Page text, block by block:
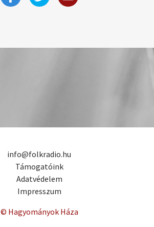
info@folkradio.hu
Támogatóink
Adatvédelem
Impresszum
© Hagyományok Háza